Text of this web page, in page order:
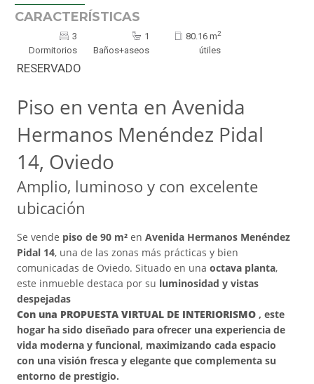
CARACTERÍSTICAS
3
Dormitorios
1
Baños+aseos
80.16 m2
útiles
RESERVADO
Piso en venta en Avenida
Hermanos Menéndez Pidal
14, Oviedo
Amplio, luminoso y con excelente
ubicación
Se vende piso de 90 m² en Avenida Hermanos Menéndez
Pidal 14, una de las zonas más prácticas y bien
comunicadas de Oviedo. Situado en una octava planta,
este inmueble destaca por su luminosidad y vistas
despejadas
Con una PROPUESTA VIRTUAL DE INTERIORISMO , este
hogar ha sido diseñado para ofrecer una experiencia de
vida moderna y funcional, maximizando cada espacio
con una visión fresca y elegante que complementa su
entorno de prestigio.